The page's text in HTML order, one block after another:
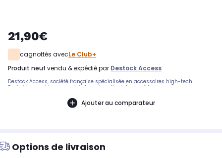
21,90€
cagnottés avecLe Club+
produit neuf vendu & expédié par Destock Access
Destock Access, société française spécialisée en accessoires high-tech.
Expédition rapide avec suivi et service client de qualité.
Ajouter au comparateur
Options de livraison